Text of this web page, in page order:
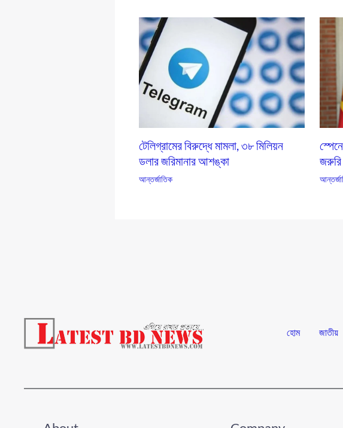
টেলিগ্রামের বিরুদ্ধে মামলা, ৩৮ মিলিয়ন
ডলার জরিমানার আশঙ্কা
আন্তর্জাতিক
জরুরি
হোম জাতীয়